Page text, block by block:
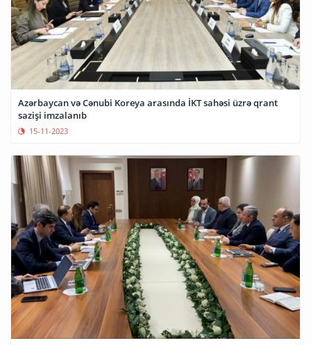
Azərbaycan və Cənubi Koreya arasında İKT sahəsi üzrə qrant
sazişi imzalanıb
15-11-2023